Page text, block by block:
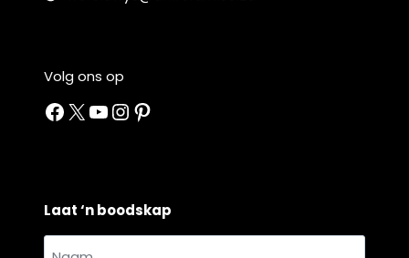
Volg ons op
Facebook
X YouTube
Instagram
Pinterest
Laat ‘n boodskap